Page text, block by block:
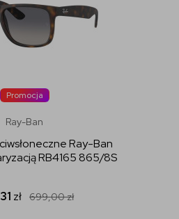
Promocja
Ray-Ban
Ray-Ban
RB4165 865/8S
zł 699,00zł